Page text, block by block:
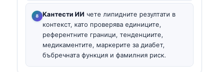
Кантести ИИ чете липидните резултати в
контекст, като проверява единиците,
референтните граници, тенденциите,
медикаментите, маркерите за диабет,
бъбречната функция и фамилния риск.